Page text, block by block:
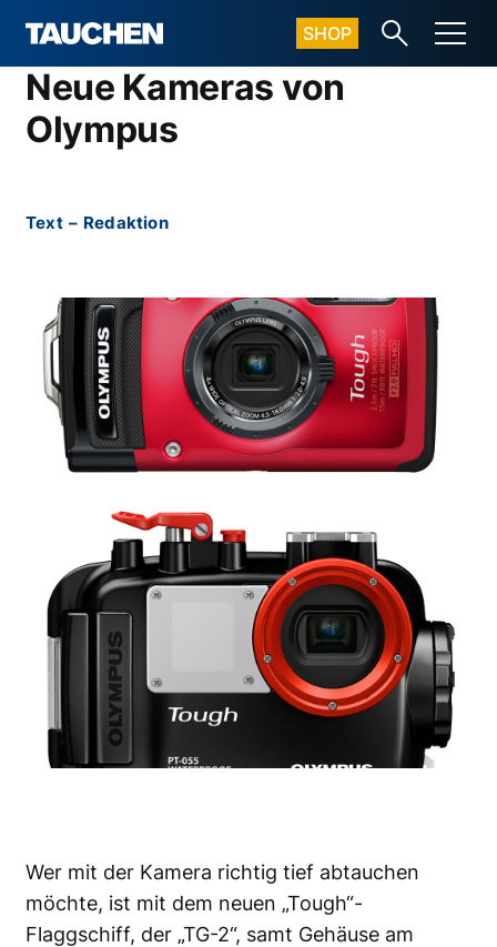
SHOP
Neue Kameras von
Olympus
Text – Redaktion
Wer mit der Kamera richtig tief abtauchen
möchte, ist mit dem neuen „Tough“-
Flaggschiff, der „TG-2“, samt Gehäuse am